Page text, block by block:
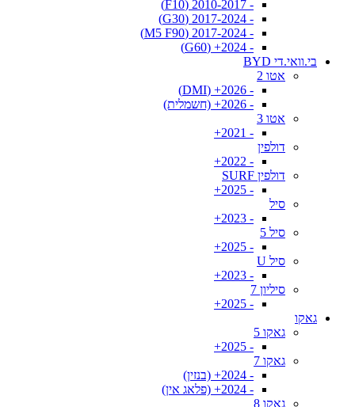
- 2010-2017 (F10)
- 2017-2024 (G30)
- 2017-2024 (M5 F90)
- 2024+ (G60)
בי.וואי.די BYD
אטו 2
- 2026+ (DMI)
- 2026+ (חשמלית)
אטו 3
- 2021+
דולפין
- 2022+
דולפין SURF
- 2025+
סיל
- 2023+
סיל 5
- 2025+
סיל U
- 2023+
סיליון 7
- 2025+
גאקו
גאקו 5
- 2025+
גאקו 7
- 2024+ (בנזין)
- 2024+ (פלאג אין)
גאקו 8